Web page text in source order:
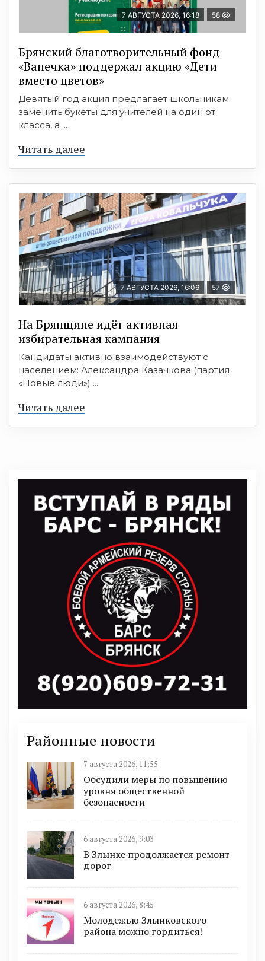
7 АВГУСТА 2026, 16:18 58
Брянский благотворительный фонд
«Ванечка» поддержал акцию «Дети
вместо цветов»
Девятый год акция предлагает школьникам
заменить букеты для учителей на один от
класса, а ...
Читать далее
7 АВГУСТА 2026, 16:06 57
На Брянщине идёт активная
избирательная кампания
Кандидаты активно взаимодействуют с
населением: Александра Казачкова (партия
«Новые люди») ...
Читать далее
Районные новости
7 августа 2026, 11:55
Обсудили меры по повышению
уровня общественной
безопасности
6 августа 2026, 9:03
В Злынке продолжается ремонт
дорог
6 августа 2026, 8:45
Молодежью Злынковского
района можно гордиться!